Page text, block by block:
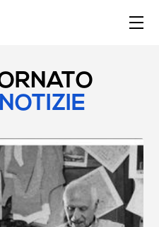
NOTIZIE